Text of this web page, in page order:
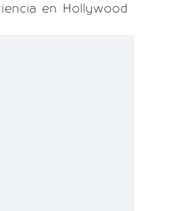
en Hollywood